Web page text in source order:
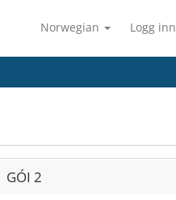
Norwegian Logg inn
GÓI 2